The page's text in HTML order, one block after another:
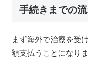
手続きまでの
まず海外で治療を受
額支払うことになりま